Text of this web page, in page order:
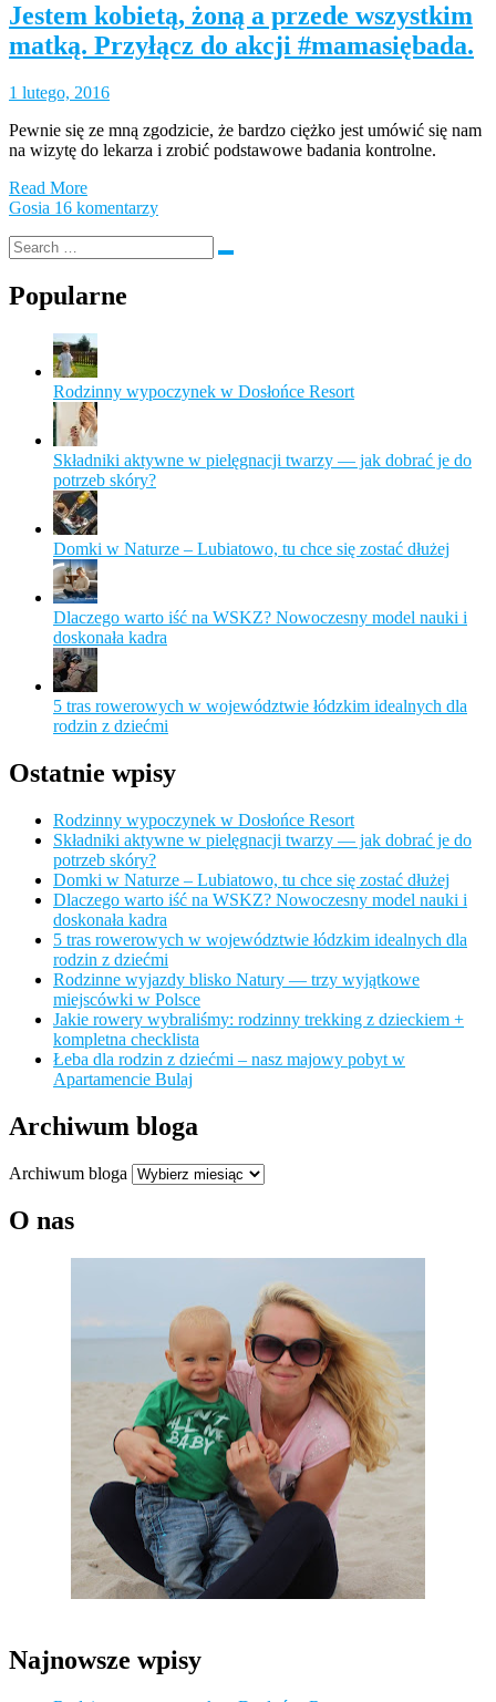
Jestem kobietą, żoną a przede wszystkim
matką. Przyłącz do akcji #mamasiębada.
1 lutego, 2016
Pewnie się ze mną zgodzicie, że bardzo ciężko jest umówić się nam
na wizytę do lekarza i zrobić podstawowe badania kontrolne.
Read More
Gosia 16 komentarzy
Popularne
Rodzinny wypoczynek w Dosłońce Resort
Składniki aktywne w pielęgnacji twarzy — jak dobrać je do
potrzeb skóry?
Domki w Naturze – Lubiatowo, tu chce się zostać dłużej
Dlaczego warto iść na WSKZ? Nowoczesny model nauki i
doskonała kadra
5 tras rowerowych w województwie łódzkim idealnych dla
rodzin z dziećmi
Ostatnie wpisy
Rodzinny wypoczynek w Dosłońce Resort
Składniki aktywne w pielęgnacji twarzy — jak dobrać je do
potrzeb skóry?
Domki w Naturze – Lubiatowo, tu chce się zostać dłużej
Dlaczego warto iść na WSKZ? Nowoczesny model nauki i
doskonała kadra
5 tras rowerowych w województwie łódzkim idealnych dla
rodzin z dziećmi
Rodzinne wyjazdy blisko Natury — trzy wyjątkowe
miejscówki w Polsce
Jakie rowery wybraliśmy: rodzinny trekking z dzieckiem +
kompletna checklista
Łeba dla rodzin z dziećmi – nasz majowy pobyt w
Apartamencie Bulaj
Archiwum bloga
Archiwum bloga
O nas
Najnowsze wpisy